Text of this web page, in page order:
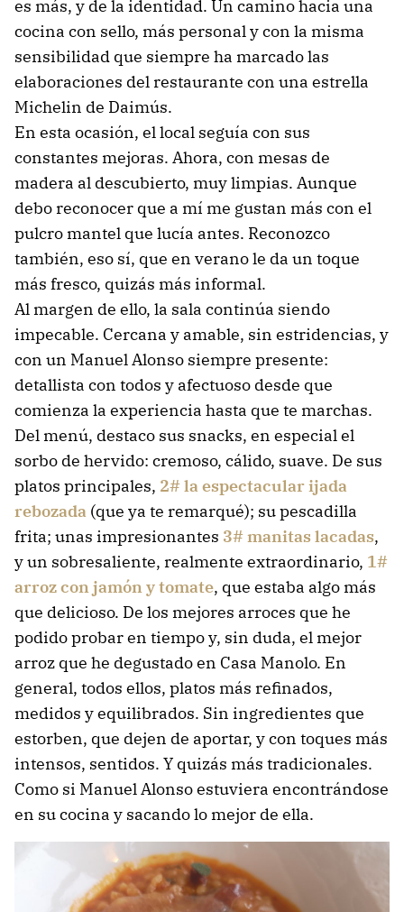
es más, y de la identidad. Un camino hacia una
cocina con sello, más personal y con la misma
sensibilidad que siempre ha marcado las
elaboraciones del restaurante con una estrella
Michelin de Daimús.
En esta ocasión, el local seguía con sus
constantes mejoras. Ahora, con mesas de
madera al descubierto, muy limpias. Aunque
debo reconocer que a mí me gustan más con el
pulcro mantel que lucía antes. Reconozco
también, eso sí, que en verano le da un toque
más fresco, quizás más informal.
Al margen de ello, la sala continúa siendo
impecable. Cercana y amable, sin estridencias, y
con un Manuel Alonso siempre presente:
detallista con todos y afectuoso desde que
comienza la experiencia hasta que te marchas.
Del menú, destaco sus snacks, en especial el
sorbo de hervido: cremoso, cálido, suave. De sus
platos principales, 2# la espectacular ijada
rebozada (que ya te remarqué); su pescadilla
frita; unas impresionantes 3# manitas lacadas,
y un sobresaliente, realmente extraordinario, 1#
arroz con jamón y tomate, que estaba algo más
que delicioso. De los mejores arroces que he
podido probar en tiempo y, sin duda, el mejor
arroz que he degustado en Casa Manolo. En
general, todos ellos, platos más refinados,
medidos y equilibrados. Sin ingredientes que
estorben, que dejen de aportar, y con toques más
intensos, sentidos. Y quizás más tradicionales.
Como si Manuel Alonso estuviera encontrándose
en su cocina y sacando lo mejor de ella.